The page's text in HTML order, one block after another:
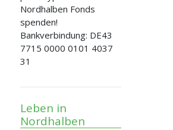
Nordhalben Fonds
spenden!
Bankverbindung: DE43
7715 0000 0101 4037
31
Leben in
Nordhalben